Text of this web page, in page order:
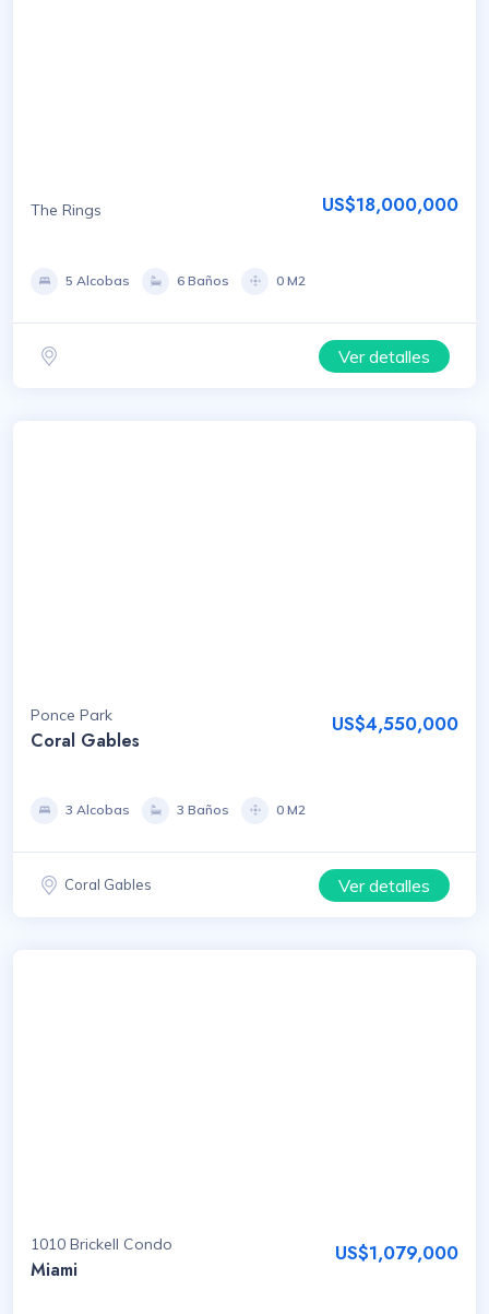
The Rings US$18,000,000
5 Alcobas 6 Baños 0 M2
Ver detalles
Ponce Park
Coral Gables
US$4,550,000
3 Alcobas 3 Baños 0 M2
Coral Gables Ver detalles
1010 Brickell Condo
Miami
US$1,079,000